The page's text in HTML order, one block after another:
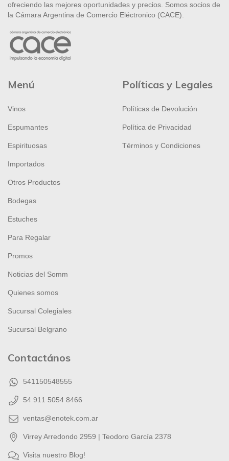
ofreciendo las mejores oportunidades y precios. Somos socios de
la Cámara Argentina de Comercio Eléctronico (CACE).
Menú
Vinos
Espumantes
Espirituosas
Importados
Otros Productos
Bodegas
Estuches
Para Regalar
Promos
Noticias del Somm
Quienes somos
Sucursal Colegiales
Sucursal Belgrano
Políticas y Legales
Políticas de Devolución
Política de Privacidad
Términos y Condiciones
Contactános
541150548555
54 911 5054 8466
ventas@enotek.com.ar
Virrey Arredondo 2959 | Teodoro García 2378
Visita nuestro Blog!